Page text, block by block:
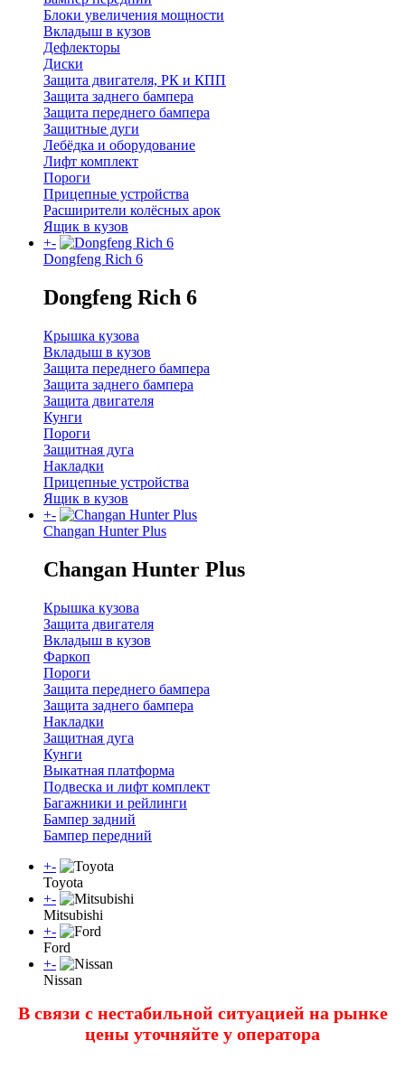
Блоки увеличения мощности
Вкладыш в кузов
Дефлекторы
Диски
Защита двигателя, РК и КПП
Защита заднего бампера
Защита переднего бампера
Защитные дуги
Лебёдка и оборудование
Лифт комплект
Пороги
Прицепные устройства
Расширители колёсных арок
Ящик в кузов
+-
Dongfeng Rich 6
Dongfeng Rich 6
Крышка кузова
Вкладыш в кузов
Защита переднего бампера
Защита заднего бампера
Защита двигателя
Кунги
Пороги
Защитная дуга
Накладки
Прицепные устройства
Ящик в кузов
+-
Changan Hunter Plus
Changan Hunter Plus
Крышка кузова
Защита двигателя
Вкладыш в кузов
Фаркоп
Пороги
Защита переднего бампера
Защита заднего бампера
Накладки
Защитная дуга
Кунги
Выкатная платформа
Подвеска и лифт комплект
Багажники и рейлинги
Бампер задний
Бампер передний
+-
Toyota
+-
Mitsubishi
+-
Ford
+-
Nissan
В связи с нестабильной ситуацией на рынке
цены уточняйте у оператора